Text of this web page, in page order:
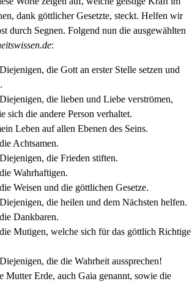
dank göttlicher Gesetzte, steckt. Helfen wir
durch Segnen. Folgend nun die ausgewählten
:
die Gott an erster Stelle setzen und
die lieben und Liebe verströmen,
sich die andere Person verhaltet.
Leben auf allen Ebenen des Seins.
Achtsamen.
die Frieden stiften.
Wahrhaftigen.
Weisen und die göttlichen Gesetze.
die heilen und dem Nächsten helfen.
Dankbaren.
Mutigen, welche sich für das göttlich Richtige
die die Wahrheit aussprechen!
Mutter Erde, auch Gaia genannt, sowie die